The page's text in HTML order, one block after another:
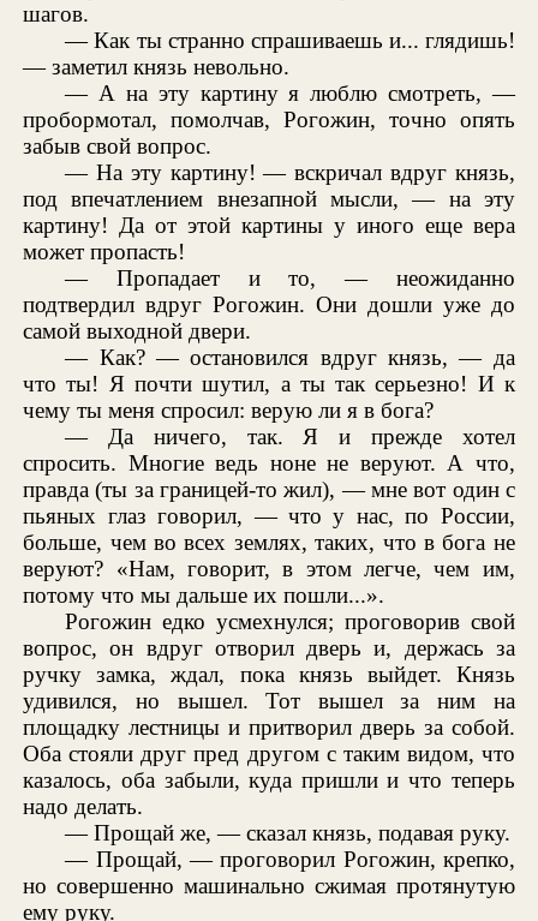
шагов.
— Как ты странно спрашиваешь и... глядишь!
— заметил князь невольно.
— А на эту картину я люблю смотреть, —
пробормотал, помолчав, Рогожин, точно опять
забыв свой вопрос.
— На эту картину! — вскричал вдруг князь,
под впечатлением внезапной мысли, — на эту
картину! Да от этой картины у иного еще вера
может пропасть!
— Пропадает и то, — неожиданно
подтвердил вдруг Рогожин. Они дошли уже до
самой выходной двери.
— Как? — остановился вдруг князь, — да
что ты! Я почти шутил, а ты так серьезно! И к
чему ты меня спросил: верую ли я в бога?
— Да ничего, так. Я и прежде хотел
спросить. Многие ведь ноне не веруют. А что,
правда (ты за границей-то жил), — мне вот один с
пьяных глаз говорил, — что у нас, по России,
больше, чем во всех землях, таких, что в бога не
веруют? «Нам, говорит, в этом легче, чем им,
потому что мы дальше их пошли...».
Рогожин едко усмехнулся; проговорив свой
вопрос, он вдруг отворил дверь и, держась за
ручку замка, ждал, пока князь выйдет. Князь
удивился, но вышел. Тот вышел за ним на
площадку лестницы и притворил дверь за собой.
Оба стояли друг пред другом с таким видом, что
казалось, оба забыли, куда пришли и что теперь
надо делать.
— Прощай же, — сказал князь, подавая руку.
— Прощай, — проговорил Рогожин, крепко,
но совершенно машинально сжимая протянутую
ему руку.